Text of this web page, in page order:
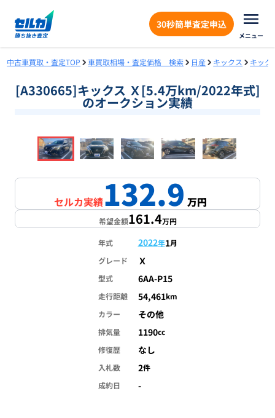
30秒簡単査定申込
メニュー
中古車買取・査定TOP 車買取相場・査定価格 検索 日産 キックス キック
[A330665]キックス Ｘ[5.4万km/2022年式]
のオークション実績
1/18
セルカ実績132.9万円
希望金額161.4万円
年式 2022年1月
グレード
Ｘ
型式 6AA-P15
走行距離 54,461km
カラー
その他
排気量 1190cc
修復歴
なし
入札数 2件
成約日
-